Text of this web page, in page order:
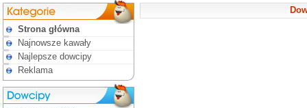
Strona główna
Najnowsze kawały
Najlepsze dowcipy
Reklama